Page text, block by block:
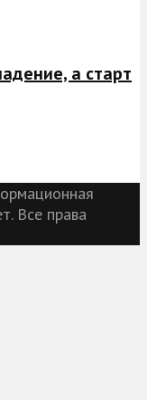
а старт
Все права